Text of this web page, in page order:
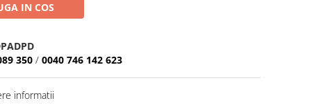
IN COS
350 / 0040 746 142 623
informatii